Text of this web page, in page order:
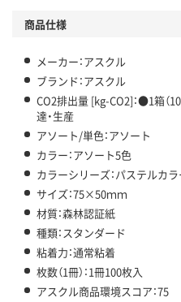
商品仕様
メーカー：アスクル
ブランド：アスクル
CO2排出量 [kg-CO2]：●1箱（
達・生産
アソート/単色：アソート
カラー：アソート5色
カラーシリーズ：パステルカラ
サイズ：75×50ｍｍ
材質：森林認証紙
種類：スタンダード
粘着力：通常粘着
枚数（1冊）：1冊100枚入
アスクル商品環境スコア：75